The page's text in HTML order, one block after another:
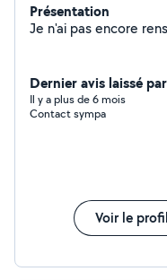
Présentation
Dernier avis laissé
Il y a plus de 6 mois
Contact sympa
Voir le profil